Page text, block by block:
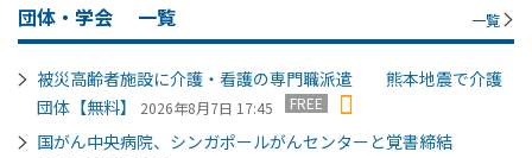
団体・学会 一覧 一覧
被災高齢者施設に介護・看護の専門職派遣 熊本地震で介護
団体【無料】
2026年8月7日 17:45 FREE
国がん中央病院、シンガポールがんセンターと覚書締結